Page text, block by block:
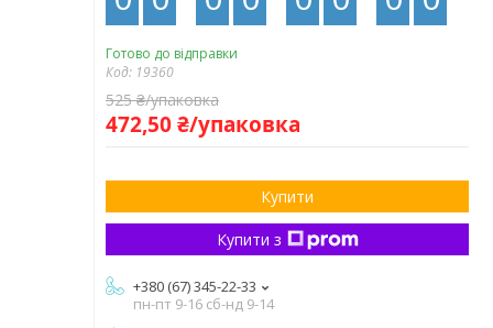
Готово до відправки
Код: 19360
525 ₴/упаковка
472,50 ₴/упаковка
Купити
Купити з
+380 (67) 345-22-33
пн-пт 9-16 сб-нд 9-14